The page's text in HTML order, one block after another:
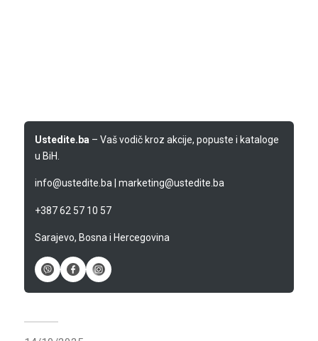
Ustedite.ba – Vaš vodič kroz akcije, popuste i kataloge
u BiH.
info@ustedite.ba marketing@ustedite.ba
+387 62 57 10 57
Sarajevo, Bosna i Hercegovina